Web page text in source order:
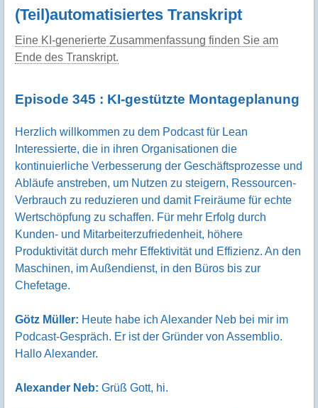
(Teil)automatisiertes Transkript
Eine KI-generierte Zusammenfassung finden Sie am
Ende des Transkript.
Episode 345 : KI-gestützte Montageplanung
Herzlich willkommen zu dem Podcast für Lean
Interessierte, die in ihren Organisationen die
kontinuierliche Verbesserung der Geschäftsprozesse und
Abläufe anstreben, um Nutzen zu steigern, Ressourcen-
Verbrauch zu reduzieren und damit Freiräume für echte
Wertschöpfung zu schaffen. Für mehr Erfolg durch
Kunden- und Mitarbeiterzufriedenheit, höhere
Produktivität durch mehr Effektivität und Effizienz. An den
Maschinen, im Außendienst, in den Büros bis zur
Chefetage.
Götz Müller: Heute habe ich Alexander Neb bei mir im
Podcast-Gespräch. Er ist der Gründer von Assemblio.
Hallo Alexander.
Alexander Neb: Grüß Gott, hi.